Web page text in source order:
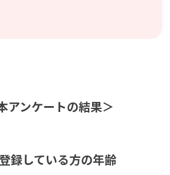
アンケートの結果＞
録している方の年齢